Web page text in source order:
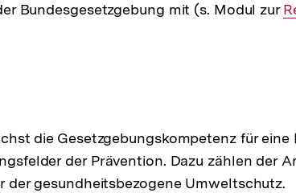
Bundesgesetzgebung mit (s. Modul zur
die Gesetzgebungskompetenz für eine
der Prävention. Dazu zählen der
der gesundheitsbezogene Umweltschutz.